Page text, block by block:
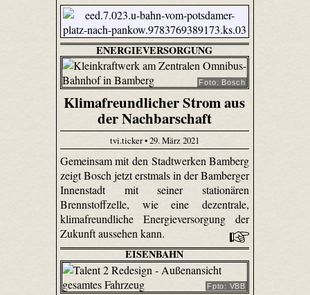
ENERGIEVERSORGUNG
Foto: Bosch
Klimafreundlicher Strom aus
der Nachbarschaft
tvi.ticker • 29. März 2021
Gemeinsam mit den Stadtwerken Bamberg
zeigt Bosch jetzt erstmals in der Bamberger
Innenstadt mit seiner stationären
Brennstoffzelle, wie eine dezentrale,
klimafreundliche Energieversorgung der
Zukunft aussehen kann.
EISENBAHN
Fpto: VBB